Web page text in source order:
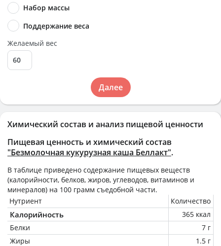
Химический состав и анализ пищевой ценности
Пищевая ценность и химический состав
"Безмолочная кукурузная каша Беллакт".
В таблице приведено содержание пищевых веществ
(калорийности, белков, жиров, углеводов, витаминов и
минералов) на 100 грамм съедобной части.
Нутриент
Количество
Калорийность
365 ккал
Белки
7 г
Жиры
1.5 г
Набор массы
Поддержание веса
Желаемый вес
Далее